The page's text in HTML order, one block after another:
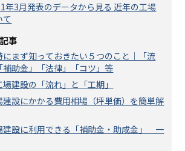
年3月発表のデータから見る 近年の工場
て
事
まず知っておきたい５つのこと｜「流
補助金」「法律」「コツ」等
場建設の「流れ」と「工期」
建設にかかる費用相場（坪単価）を簡単解
建設に利用できる「補助金・助成金」 一